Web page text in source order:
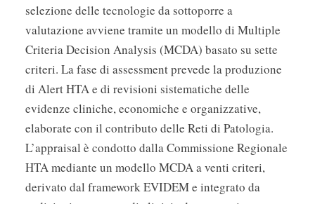
selezione delle tecnologie da sottoporre a
valutazione avviene tramite un modello di Multiple
Criteria Decision Analysis (MCDA) basato su sette
criteri. La fase di assessment prevede la produzione
di Alert HTA e di revisioni sistematiche delle
evidenze cliniche, economiche e organizzative,
elaborate con il contributo delle Reti di Patologia.
L’appraisal è condotto dalla Commissione Regionale
HTA mediante un modello MCDA a venti criteri,
derivato dal framework EVIDEM e integrato da